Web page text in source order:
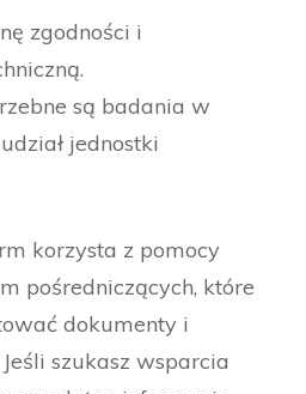
zgodności i
są badania w
jednostki
korzysta z pomocy
pośredniczących, które
dokumenty i
szukasz wsparcia